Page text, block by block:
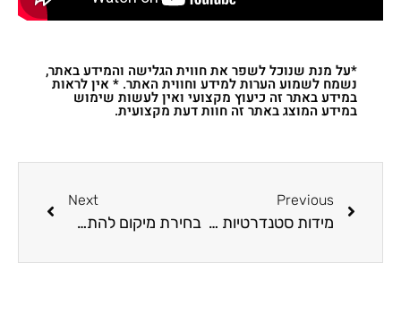
*על מנת שנוכל לשפר את חווית הגלישה והמידע באתר,
נשמח לשמוע הערות למידע וחווית האתר. * אין לראות
במידע באתר זה כיעוץ מקצועי ואין לעשות שימוש
במידע המוצג באתר זה חוות דעת מקצועית.
Previous
מידות סטנדרטיות לחדרי מקלחות, אמבטיות ושירותים
Next
בחירת מיקום להתקנת מזגן